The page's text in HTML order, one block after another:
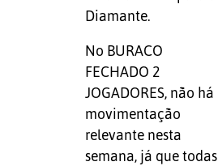
Diamante.
No BURACO
FECHADO 2
JOGADORES, não há
movimentação
relevante nesta
semana, já que todas